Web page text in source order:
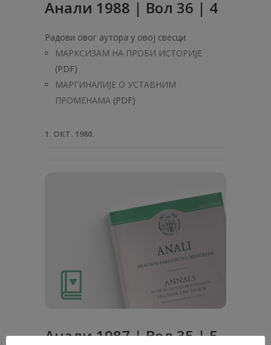
Анaли 1988 | Вол 36 | 4
Радови овог аутора у овој свесци
МАРКСИЗАМ НА ПРОБИ ИСТОРИЈЕ
(PDF)
МАРГИНАЛИЈЕ О УСТАВНИМ
ПРОМЕНАМА (PDF)
1. ОКТ. 1980.
Анaли 1987 | Вол 35 | 5